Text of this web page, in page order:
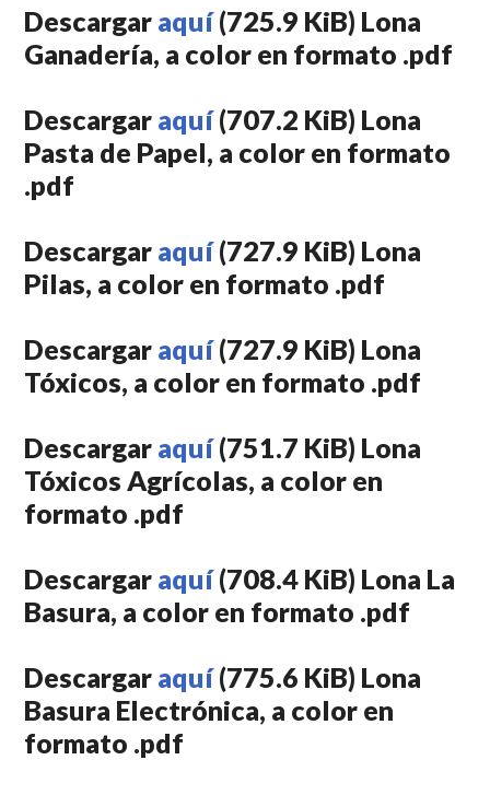
Descargar aquí(725.9 KiB) Lona
Ganadería, a color en formato .pdf
Descargar aquí(707.2 KiB) Lona
Pasta de Papel, a color en formato
.pdf
Descargar aquí(727.9 KiB) Lona
Pilas, a color en formato .pdf
Descargar aquí(727.9 KiB) Lona
Tóxicos, a color en formato .pdf
Descargar aquí(751.7 KiB) Lona
Tóxicos Agrícolas, a color en
formato .pdf
Descargar aquí(708.4 KiB) Lona La
Basura, a color en formato .pdf
Descargar aquí(775.6 KiB) Lona
Basura Electrónica, a color en
formato .pdf